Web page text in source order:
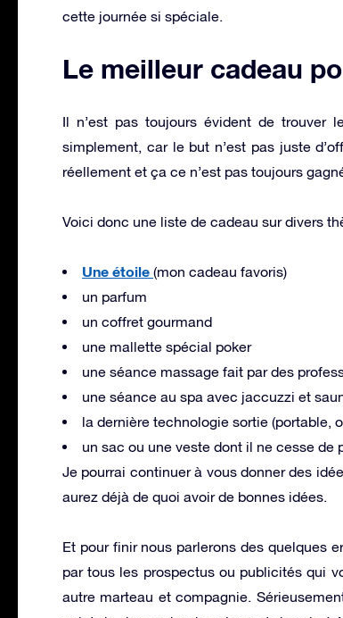
cette journée si spéciale.
Le meilleur cadeau
Il n’est pas toujours évident de trouver
simplement, car le but n’est pas juste
réellement et ça ce n’est pas toujours
Voici donc une liste de cadeau sur divers
Une étoile (mon cadeau favoris)
un parfum
un coffret gourmand
une mallette spécial poker
une séance massage fait par des
une séance au spa avec jaccuzzi et
la dernière technologie sortie (portable,
un sac ou une veste dont il ne cesse de
Je pourrai continuer à vous donner des
aurez déjà de quoi avoir de bonnes idées.
Et pour finir nous parlerons des quelques
par tous les prospectus ou publicités qui
autre marteau et compagnie.